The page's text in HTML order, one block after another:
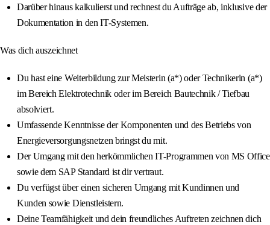
Darüber hinaus kalkulierst und rechnest du Aufträge ab, inklusive der
Dokumentation in den IT-Systemen.
Was dich auszeichnet
Du hast eine Weiterbildung zur Meisterin (a*) oder Technikerin (a*)
im Bereich Elektrotechnik oder im Bereich Bautechnik / Tiefbau
absolviert.
Umfassende Kenntnisse der Komponenten und des Betriebs von
Energieversorgungsnetzen bringst du mit.
Der Umgang mit den herkömmlichen IT-Programmen von MS Office
sowie dem SAP Standard ist dir vertraut.
Du verfügst über einen sicheren Umgang mit Kundinnen und
Kunden sowie Dienstleistern.
Deine Teamfähigkeit und dein freundliches Auftreten zeichnen dich